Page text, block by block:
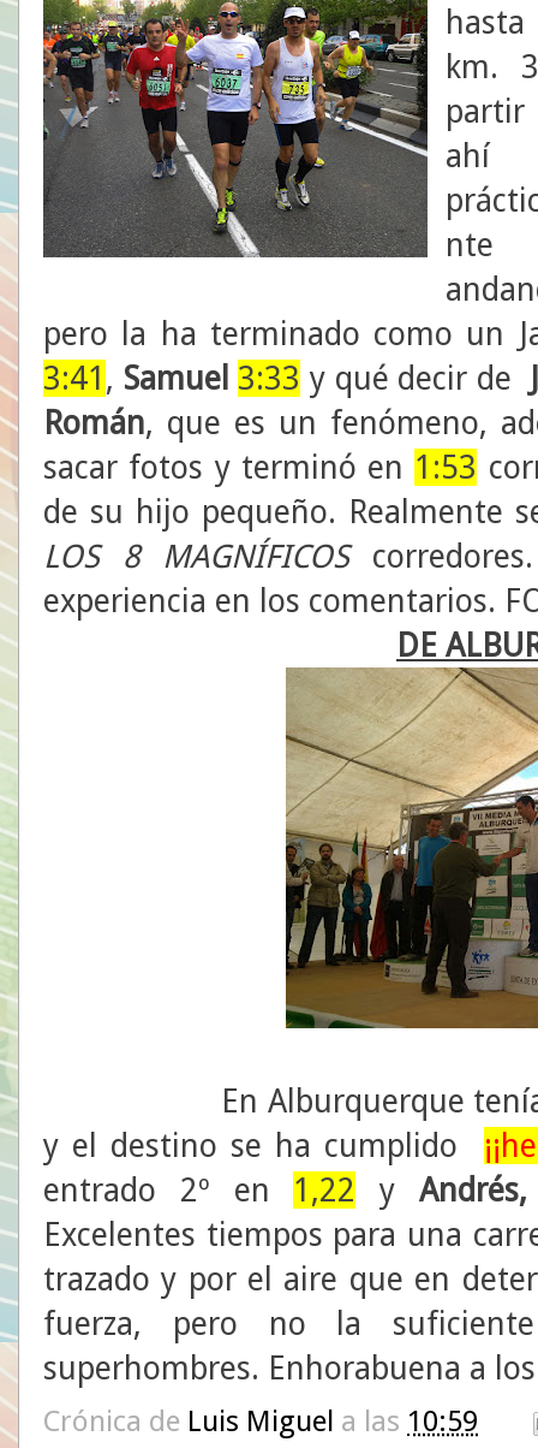
km.
ahí
nte
pero la ha terminado como un
3:41 , Samuel 3:33 y qué decir de
Román, que es un fenómeno,
sacar fotos y terminó en 1:53
de su hijo pequeño. Realmente
LOS 8 MAGNÍFICOS
experiencia en los comentarios.
DE
En Alburquerque
y el destino se ha cumplido
entrado 2º en 1,22 yAndrés,
Excelentes tiempos para una
trazado y por el aire que en
fuerza, pero no la
superhombres. Enhorabuena a
Crónica de Luis Miguel a las 10:59